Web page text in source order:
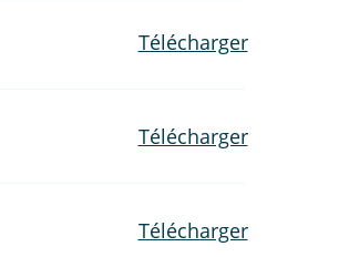
Télécharger
Télécharger
Télécharger